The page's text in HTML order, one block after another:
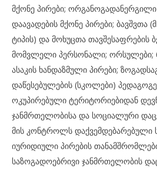
მქონე პირები;
დაავადების მქონე პირები; ბავშვთა
ტიპის) და მოხუცთა თავშესაფრების
მომვლელი პერსონალი; ორსულები;
ასაკის ხანდაზმული პირები;
დაწესებულების (სკოლები)
ოკუპირებული ტერიტორიებიდან
ჯანმრთელობისა და სოციალური
მის კონტროლს დაქვემდებარებული
იურიდიული პირების
საზოგადოებრივი ჯანმრთელობის